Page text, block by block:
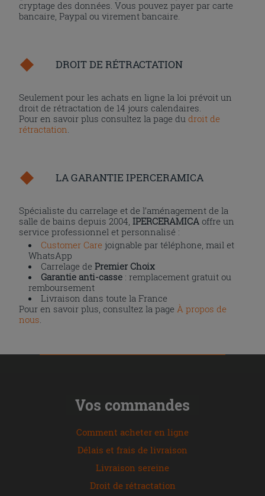
cryptage des données. Vous pouvez payer par carte
bancaire, Paypal ou virement bancaire.
DROIT DE RÉTRACTATION
Seulement pour les achats en ligne la loi prévoit un
droit de rétractation de 14 jours calendaires.
Pour en savoir plus consultez la page dudroit de
rétractation
LA GARANTIE IPERCERAMICA
Spécialiste du carrelage et de l’aménagement de la
salle de bains depuis 2004,IPERCERAMICA offre un
service professionnel et personnalisé :
Customer Care joignable par téléphone, mail et
WhatsApp
Carrelage dePremier Choix
Garantie anti-casse : remplacement gratuit ou
remboursement
Livraison dans toute la France
Pour en savoir plus, consultez la page À propos de
nous
Vos commandes
Comment acheter en ligne
Délais et frais de livraison
Livraison sereine
Droit de rétractation